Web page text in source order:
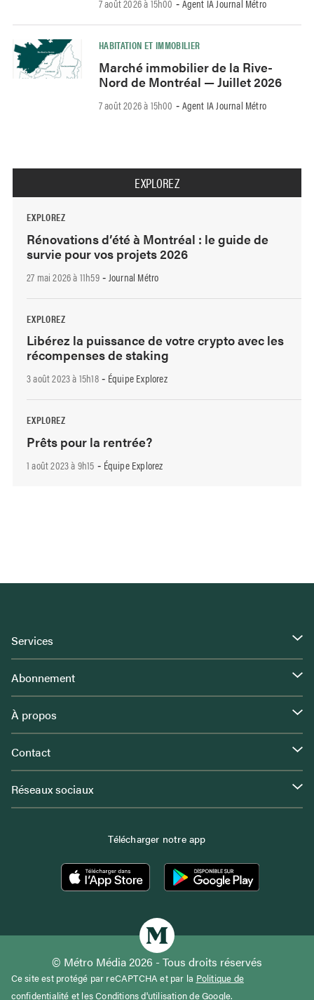
7 août 2026 à 15h00 - Agent IA Journal Métro
HABITATION ET IMMOBILIER
Marché immobilier de la Rive-
Nord de Montréal — Juillet 2026
7 août 2026 à 15h00 - Agent IA Journal Métro
EXPLOREZ
EXPLOREZ
Rénovations d’été à Montréal : le guide de
survie pour vos projets 2026
27 mai 2026 à 11h59- Journal Métro
EXPLOREZ
Libérez la puissance de votre crypto avec les
récompenses de staking
3 août 2023 à 15h18- Équipe Explorez
EXPLOREZ
Prêts pour la rentrée?
1 août 2023 à 9h15 - Équipe Explorez
Services
Abonnement
À propos
Contact
Réseaux sociaux
Télécharger notre app
© Métro Média 2026 - Tous droits réservés
Ce site est protégé par reCAPTCHA et par la Politique de
confidentialité et lesConditions d'utilisationde Google.